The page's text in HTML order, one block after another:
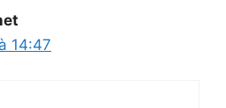
14:47